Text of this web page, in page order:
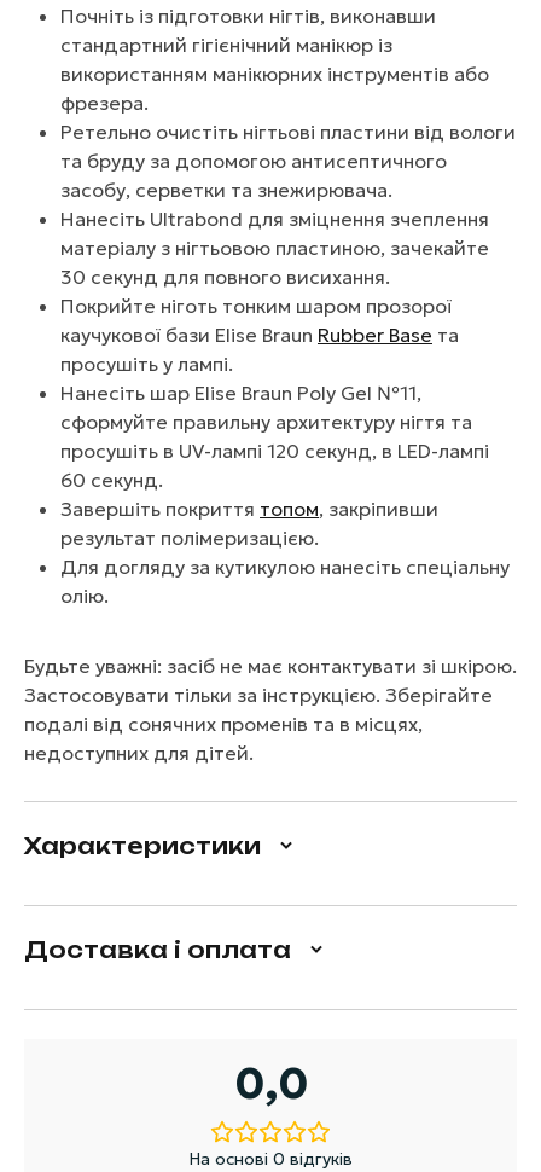
Почніть із підготовки нігтів, виконавши
стандартний гігієнічний манікюр із
використанням манікюрних інструментів або
фрезера.
Ретельно очистіть нігтьові пластини від вологи
та бруду за допомогою антисептичного
засобу, серветки та знежирювача.
Нанесіть Ultrabond для зміцнення зчеплення
матеріалу з нігтьовою пластиною, зачекайте
30 секунд для повного висихання.
Покрийте ніготь тонким шаром прозорої
каучукової бази Elise Braun Rubber Base та
просушіть у лампі.
Нанесіть шар Elise Braun Poly Gel №11,
сформуйте правильну архитектуру нігтя та
просушіть в UV-лампі 120 секунд, в LED-лампі
60 секунд.
Завершіть покриття топом, закріпивши
результат полімеризацією.
Для догляду за кутикулою нанесіть спеціальну
олію.
Будьте уважні: засіб не має контактувати зі шкірою.
Застосовувати тільки за інструкцією. Зберігайте
подалі від сонячних променів та в місцях,
недоступних для дітей.
Характеристики
Доставка і оплата
0,0
На основі 0 відгуків